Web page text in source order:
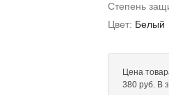
Степень
Цвет: Белый
Цена
380 руб. В